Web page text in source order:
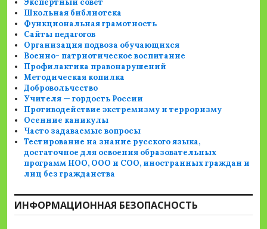
Экспертный совет
Школьная библиотека
Функциональная грамотность
Сайты педагогов
Организация подвоза обучающихся
Военно- патриотическое воспитание
Профилактика правонарушений
Методическая копилка
Добровольчество
Учителя — гордость России
Противодействие экстремизму и терроризму
Осенние каникулы
Часто задаваемые вопросы
Тестирование на знание русского языка,
достаточное для освоения образовательных
программ НОО, ООО и СОО, иностранных граждан и
лиц без гражданства
ИНФОРМАЦИОННАЯ БЕЗОПАСНОСТЬ